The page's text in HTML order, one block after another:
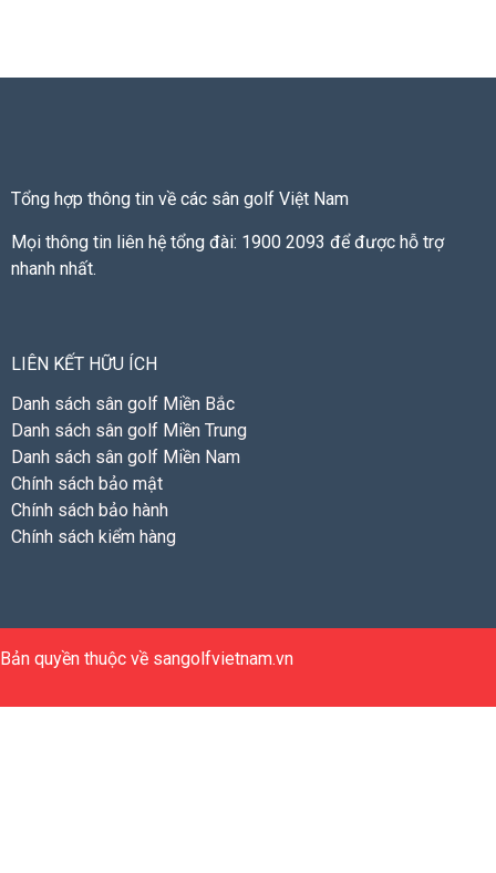
Tổng hợp thông tin về các sân golf Việt Nam
Mọi thông tin liên hệ tổng đài: 1900 2093 để được hỗ trợ
nhanh nhất.
LIÊN KẾT HỮU ÍCH
Danh sách sân golf Miền Bắc
Danh sách sân golf Miền Trung
Danh sách sân golf Miền Nam
Chính sách bảo mật
Chính sách bảo hành
Chính sách kiểm hàng
Bản quyền thuộc về sangolfvietnam.vn